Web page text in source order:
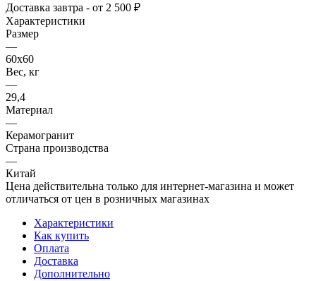
Доставка завтра - от 2 500 ₽
Характеристики
Размер
—
60х60
Вес, кг
—
29,4
Материал
—
Керамогранит
Страна производства
—
Китай
Цена действительна только для интернет-магазина и может
отличаться от цен в розничных магазинах
Характеристики
Как купить
Оплата
Доставка
Дополнительно